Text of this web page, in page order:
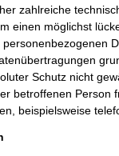
zahlreiche
einen möglichst
Schutz nicht
betroffenen Person
beispielsweise